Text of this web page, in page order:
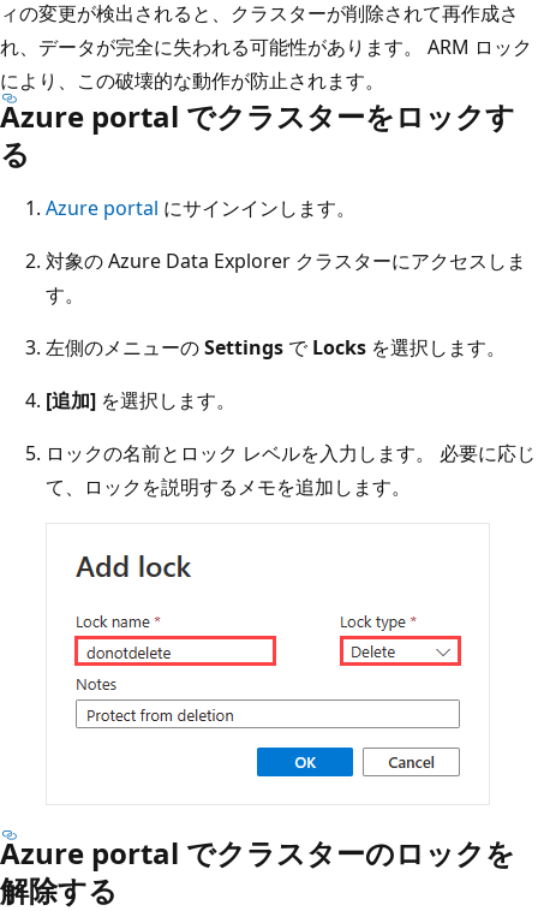
ィの変更が検出されると、クラスターが削除されて再作成さ
れ、データが完全に失われる可能性があります。 ARM ロック
により、この破壊的な動作が防止されます。
Azure portal でクラスターをロックす
る
Azure portal にサインインします。
対象の Azure Data Explorer クラスターにアクセスしま
す。
左側のメニューのSettings でLocks を選択します。
[追加] を選択します。
ロックの名前とロック レベルを入力します。 必要に応じ
て、ロックを説明するメモを追加します。
Azure portal でクラスターのロックを
解除する